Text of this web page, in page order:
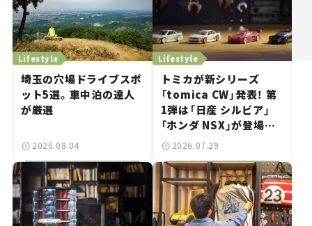
埼玉の穴場ドライブスポ
ット5選。車中泊の達人
が厳選
Lifestyle
2026.08.04
トミカが新シリーズ
「tomica CW」発表！ 第
1弾は「日産 シルビア」
「ホンダ NSX」が登場。
世界が注目す
とホビー】
Lifestyle
2026.07.29